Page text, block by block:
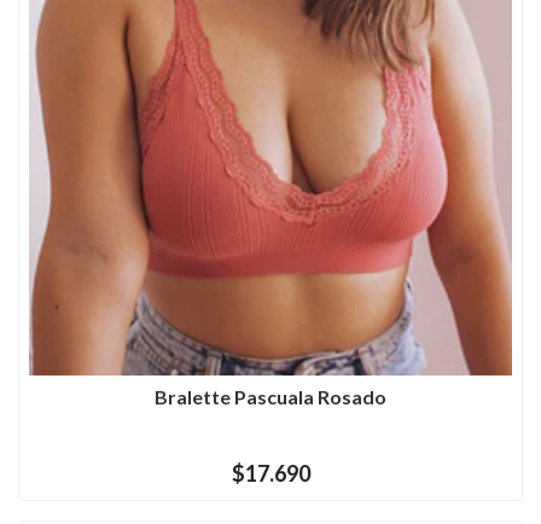
Bralette Pascuala Rosado
$17.690